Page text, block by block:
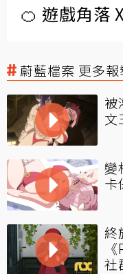
🍊 遊戲角落
蔚藍檔案 更多報
被
文
變
卡
終
社